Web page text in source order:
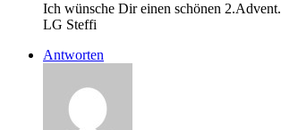
Ich wünsche Dir einen schönen 2.Advent.
LG Steffi
Antworten